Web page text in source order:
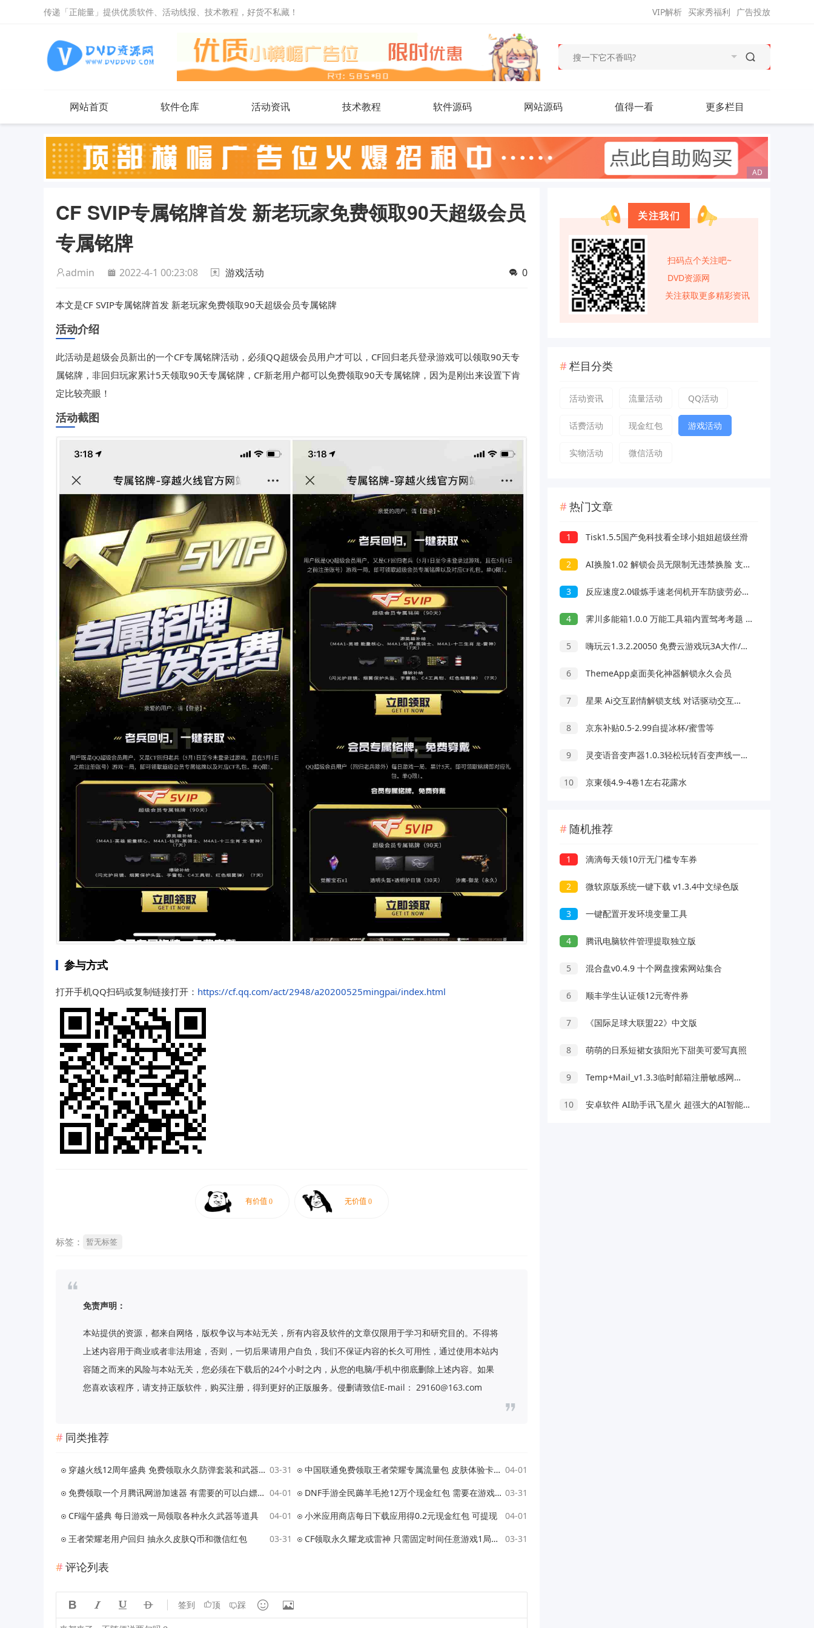
传递「正能量」提供优质软件、活动线报、技术教程，好货不私藏！ 广告投放
买家秀福利
VIP解析
网站首页 软件仓库 活动资讯 技术教程 软件源码 网站源码 值得一看 更多栏目
CF SVIP专属铭牌首发 新老玩家免费领取90天超级会员
专属铭牌
admin 2022-4-1 00:23:08 游戏活动 0
本文是CF SVIP专属铭牌首发 新老玩家免费领取90天超级会员专属铭牌
活动介绍
此活动是超级会员新出的一个CF专属铭牌活动，必须QQ超级会员用户才可以，CF回归老兵登录游戏可以领取90天专
属铭牌，非回归玩家累计5天领取90天专属铭牌，CF新老用户都可以免费领取90天专属铭牌，因为是刚出来设置下肯
定比较亮眼！
活动截图
参与方式
打开手机QQ扫码或复制链接打开： https://cf.qq.com/act/2948/a20200525mingpai/index.html
标签： 暂无标签
免责声明：
本站提供的资源，都来自网络，版权争议与本站无关，所有内容及软件的文章仅限用于学习和研究目的。不得将
上述内容用于商业或者非法用途，否则，一切后果请用户自负，我们不保证内容的长久可用性，通过使用本站内
容随之而来的风险与本站无关，您必须在下载后的24个小时之内，从您的电脑/手机中彻底删除上述内容。如果
您喜欢该程序，请支持正版软件，购买注册，得到更好的正版服务。侵删请致信E-mail： 29160@163.com
同类推荐
穿越火线12周年盛典 免费领取永久防弹套装和武器 抽1年的CF会员 03-31 中国联通免费领取王者荣耀专属流量包 皮肤体验卡等 04-01
免费领取一个月腾讯网游加速器 有需要的可以白嫖下 04-01 DNF手游全民薅羊毛抢12万个现金红包 需要在游戏登陆后兑换 03-31
CF端午盛典 每日游戏一局领取各种永久武器等道具
04-01 小米应用商店每日下载应用得0.2元现金红包 可提现
04-01
王者荣耀老用户回归 抽永久皮肤Q币和微信红包
03-31 CF领取永久耀龙或雷神 只需固定时间任意游戏1局即可 03-31
评论列表
    签到 顶 踩  
关注我们
扫码点个关注吧~
DVD资源网
关注获取更多精彩资讯
栏目分类
活动资讯 流量活动 QQ活动
话费活动 现金红包 游戏活动
实物活动 微信活动
热门文章
1 Tisk1.5.5国产免科技看全球小姐姐超级丝滑
2 AI换脸1.02 解锁会员无限制无违禁换脸 支持照片/视频
3 反应速度2.0锻炼手速老伺机开车防疲劳必备
4 霁川多能箱1.0.0 万能工具箱内置驾考考题 去水印等功能
5 嗨玩云1.3.2.20050 免费云游戏玩3A大作/热门游戏 无延迟免下载
6 ThemeApp桌面美化神器解锁永久会员
7 星果 Ai交互剧情解锁支线 对话驱动交互故事剧情
8 京东补贴0.5-2.99自提冰杯/蜜雪等
9 灵变语音变声器1.0.3轻松玩转百变声线一键变声
10 京東领4.9-4卷1左右花露水
随机推荐
1 滴滴每天领10亓无门槛专车券
2 微软原版系统一键下载 v1.3.4中文绿色版
3 一键配置开发环境变量工具
4 腾讯电脑软件管理提取独立版
5 混合盘v0.4.9 十个网盘搜索网站集合
6 顺丰学生认证领12元寄件券
7 《国际足球大联盟22》中文版
8 萌萌的日系短裙女孩阳光下甜美可爱写真照
9 Temp+Mail_v1.3.3临时邮箱注册敏感网站一次性邮箱无限注册
10 安卓软件 AI助手讯飞星火 超强大的AI智能工具